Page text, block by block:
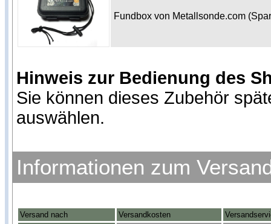
Fundbox von Metallsonde.com
Hinweis zur Bedienung des
Sie können dieses Zubehör
auswählen.
Informationen zum
Versand nach Versandkosten